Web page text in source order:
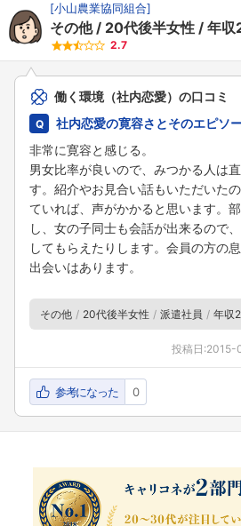
[小山農業協同組合]
その他 20代後半女性 年収
2.7
働く環境（社内恋愛）の口コミ
社内恋愛の寛容さとそのエピソ
非常に寛容と感じる。
男女比率が良いので、みつかる人は
す。紹介やお見合い話もいただいた
ていれば、声がかかると思います。
し、女の子同士も会話が出来るので
してもらえたりします。会員の方の
出会いはあります。
その他 20代後半女性 派遣社員 年収
投稿日:2015-
参考になった 0